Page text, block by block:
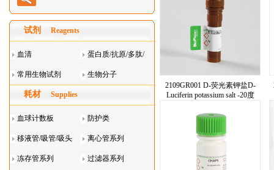
试剂 Reagents
血清 蛋白质/抗原/多肽/
酶
常用生物试剂 生物分子
耗材 Supplies
血球计数板 防护类
移液管/吸管/吸头
系列
离心管系列
冻存管系列 过滤器系列
2109GR001 D-荧光素钾盐D-
Luciferin potassium salt -20度